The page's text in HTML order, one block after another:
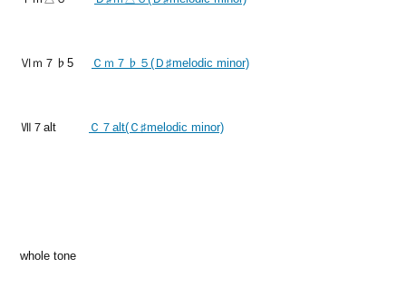
Ⅵｍ７♭5 Ｃｍ７♭５(Ｄ♯melodic minor)
Ⅶ７alt Ｃ７alt(Ｃ♯melodic minor)
whole tone